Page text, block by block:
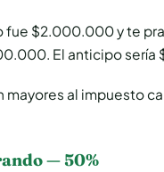
fue $2.000.000 y te
El anticipo sería
mayores al impuesto
— 50%